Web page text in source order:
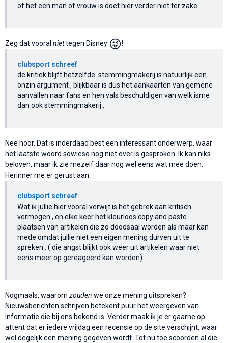
of het een man of vrouw is doet hier verder niet ter zake
Zeg dat vooral niettegen Disney 😜!
clubsport schreef:
de kritiek blijft hetzelfde. stemmingmakerij is natuurlijk een
onzin argument , blijkbaar is dus het aankaarten van gemene
aanvallen naar fans en hen vals beschuldigen van welk isme
dan ook stemmingmakerij .
Nee hoor. Dat is inderdaad best een interessant onderwerp, waar
het laatste woord sowieso nog niet over is gesproken. Ik kan niks
beloven, maar ik zie mezelf daar nog wel eens wat mee doen.
Herinner me er gerust aan.
clubsport schreef:
Wat ik jullie hier vooral verwijt is het gebrek aan kritisch
vermogen , en elke keer het kleurloos copy and paste
plaatsen van artikelen die zo doodsaai worden als maar kan
mede omdat jullie niet een eigen mening durven uit te
spreken . ( die angst blijkt ook weer uit artikelen waar niet
eens meer op gereageerd kan worden) .
Nogmaals, waarom zouden we onze mening uitspreken?
Nieuwsberichten schrijven betekent puur het weergeven van
informatie die bij ons bekend is. Verder maak ik je er gaarne op
attent dat er iedere vrijdag een recensie op de site verschijnt, waar
wel degelijk een mening gegeven wordt. Tot nu toe scoorden al die